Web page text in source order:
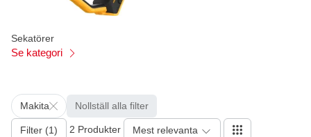
Sekatörer
Se kategori
Makita Nollställ alla filter
Filter (1) 2 Produkter Mest relevanta